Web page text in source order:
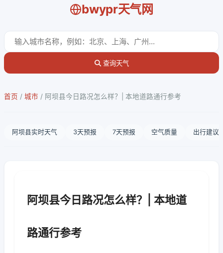
bwypr天气网
查询天气
首页 / 城市 / 阿坝县今日路况怎么样？| 本地道路通行参考
阿坝县实时天气 3天预报 7天预报 空气质量 出行建议
阿坝县今日路况怎么样？| 本地道
路通行参考